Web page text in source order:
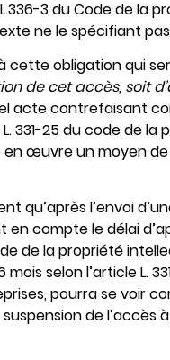
3 du Code de la
ne le spécifiant
cette obligation qui
de cet accès, soit
acte contrefaisant
331-25 du code de
œuvre un moyen de
qu’après l’envoi
compte le délai
de la propriété
selon l’article L.
pourra se voir
de l’accès